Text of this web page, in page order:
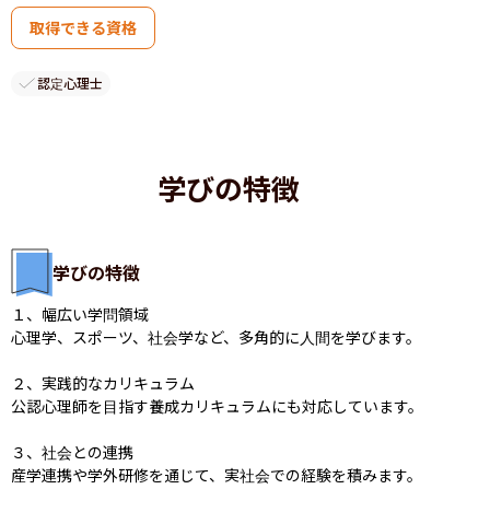
取得できる資格
認定心理士
学びの特徴
学びの特徴
１、幅広い学問領域
心理学、スポーツ、社会学など、多角的に人間を学びます。
２、実践的なカリキュラム
公認心理師を目指す養成カリキュラムにも対応しています。
３、社会との連携
産学連携や学外研修を通じて、実社会での経験を積みます。